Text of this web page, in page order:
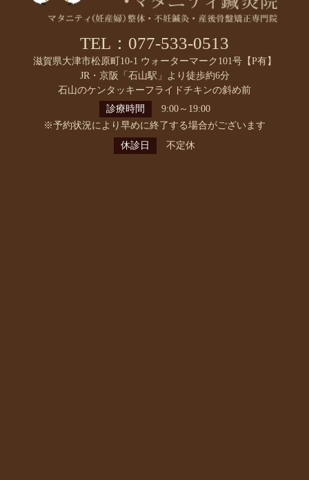
TEL：077-533-0513
滋賀県大津市松原町10-1 ウォーターマーク101号【P有】
JR・京阪「石山駅」より徒歩約6分
石山のケンタッキーフライドチキンの斜め前
診療時間
9:00～19:00
※予約状況により早めに終了する場合がございます
休診日
不定休